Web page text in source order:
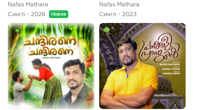
Nafas Mathara
Сингл
2026 Новое
Nafas Mathara
Сингл
2023